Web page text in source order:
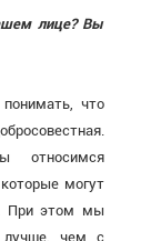
лице? Вы
что
относимся
могут
При этом мы
лучше, чем с